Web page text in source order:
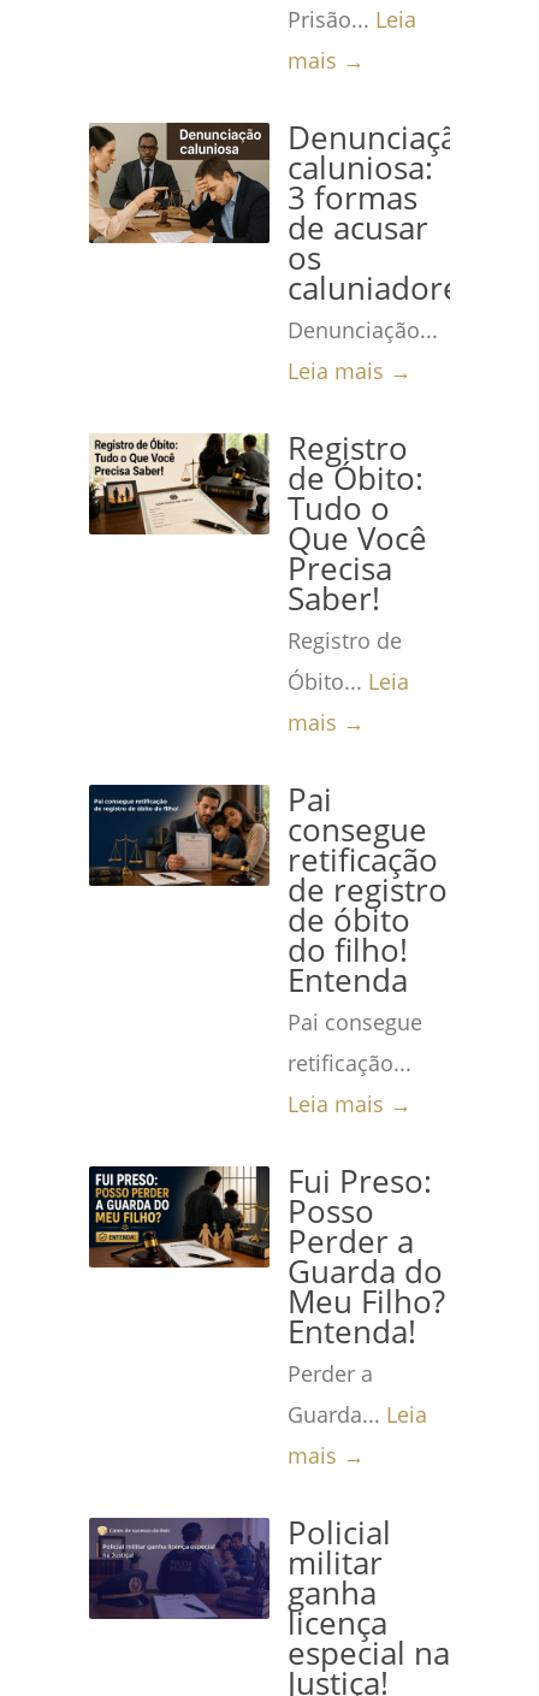
Prisão... Leia
mais →
Denunciação
caluniosa:
3 formas
de acusar
os
caluniadores
Denunciação...
Leia mais →
Registro
de Óbito:
Tudo o
Que Você
Precisa
Saber!
Registro de
Óbito... Leia
mais →
Pai
consegue
retificação
de registro
de óbito
do filho!
Entenda
Pai consegue
retificação...
Leia mais →
Fui Preso:
Posso
Perder a
Guarda do
Meu Filho?
Entenda!
Perder a
Guarda... Leia
mais →
Policial
militar
ganha
licença
especial na
Justiça!